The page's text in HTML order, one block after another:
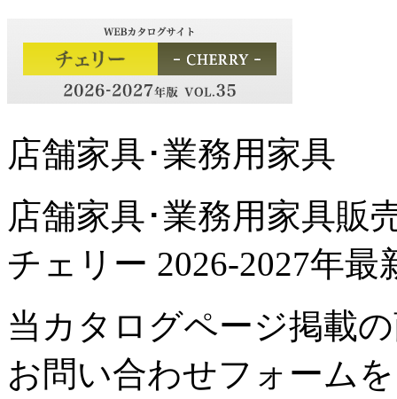
店舗家具･業務用家具
店舗家具･業務用家具販
チェリー 2026-2027年
当カタログページ掲載
お問い合わせフォーム